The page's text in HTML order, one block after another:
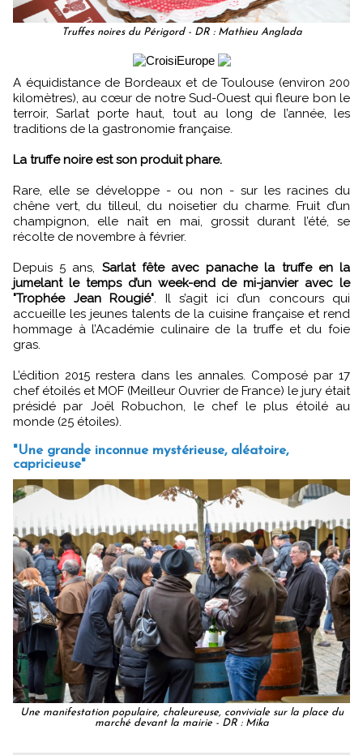
Truffes noires du Périgord - DR : Mathieu Anglada
A équidistance de Bordeaux et de Toulouse (environ 200
kilomètres), au cœur de notre Sud-Ouest qui fleure bon le
terroir, Sarlat porte haut, tout au long de l’année, les
traditions de la gastronomie française.
La truffe noire est son produit phare.
Rare, elle se développe - ou non - sur les racines du
chêne vert, du tilleul, du noisetier du charme. Fruit d’un
champignon, elle naît en mai, grossit durant l’été, se
récolte de novembre à février.
Depuis 5 ans, Sarlat fête avec panache la truffe en la
jumelant le temps d’un week-end de mi-janvier avec le
"Trophée Jean Rougié". Il s’agit ici d’un concours qui
accueille les jeunes talents de la cuisine française et rend
hommage à l’Académie culinaire de la truffe et du foie
gras.
L’édition 2015 restera dans les annales. Composé par 17
chef étoilés et MOF (Meilleur Ouvrier de France) le jury était
présidé par Joël Robuchon, le chef le plus étoilé au
monde (25 étoiles).
"Une grande inconnue mystérieuse, aléatoire,
capricieuse"
Une manifestation populaire, chaleureuse, conviviale sur la place du
marché devant la mairie - DR : Mika